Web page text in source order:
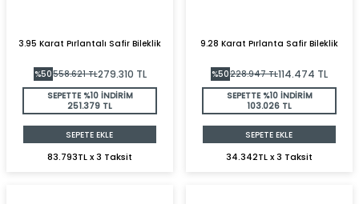
3.95 Karat Pırlantalı Safir Bileklik
%50558.621TL279.310 TL
SEPETTE %10 İNDİRİM
251.379 TL
SEPETE EKLE
83.793TL x 3 Taksit
9.28 Karat Pırlanta Safir Bileklik
%50228.947TL114.474 TL
SEPETTE %10 İNDİRİM
103.026 TL
SEPETE EKLE
34.342TL x 3 Taksit